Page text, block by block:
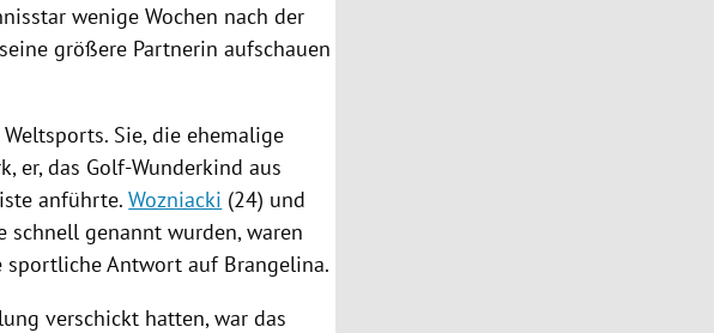
wenige Wochen nach der
größere Partnerin aufschauen
Sie, die ehemalige
, er, das Golf-Wunderkind aus
anführte.Wozniacki (24) und
schnell genannt wurden, waren
Antwort auf Brangelina.
verschickt hatten, war das